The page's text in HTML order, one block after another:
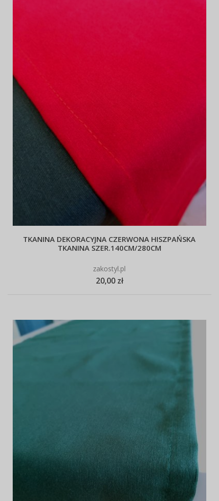
TKANINA DEKORACYJNA CZERWONA HISZPAŃSKA
TKANINA SZER.140CM/280CM
zakostyl.pl
20,00 zł